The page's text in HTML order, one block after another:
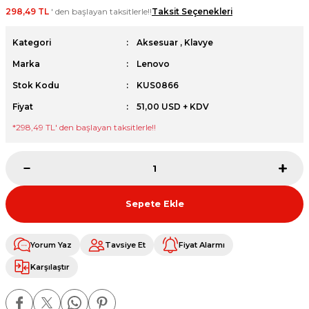
298,49 TL ' den başlayan taksitlerle!!Taksit Seçenekleri
Kategori Aksesuar , Klavye
Marka Lenovo
Stok Kodu KUS0866
Fiyat
51,00 USD + KDV
*298,49 TL' den başlayan taksitlerle!!
Sepete Ekle
Yorum Yaz Tavsiye Et Fiyat Alarmı
Karşılaştır